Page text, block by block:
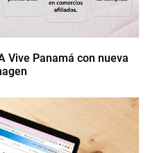
Vive Panamá con nueva